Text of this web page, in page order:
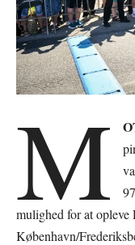
M
mulighed for at
København/